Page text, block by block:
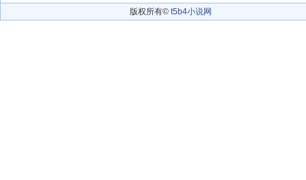
版权所有© t5b4小说网